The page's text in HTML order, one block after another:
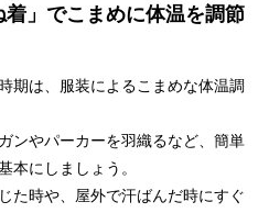
」でこまめに体温を調節
期は、服装によるこまめな体温調
ンやパーカーを羽織るなど、簡単
本にしましょう。
た時や、屋外で汗ばんだ時にすぐ